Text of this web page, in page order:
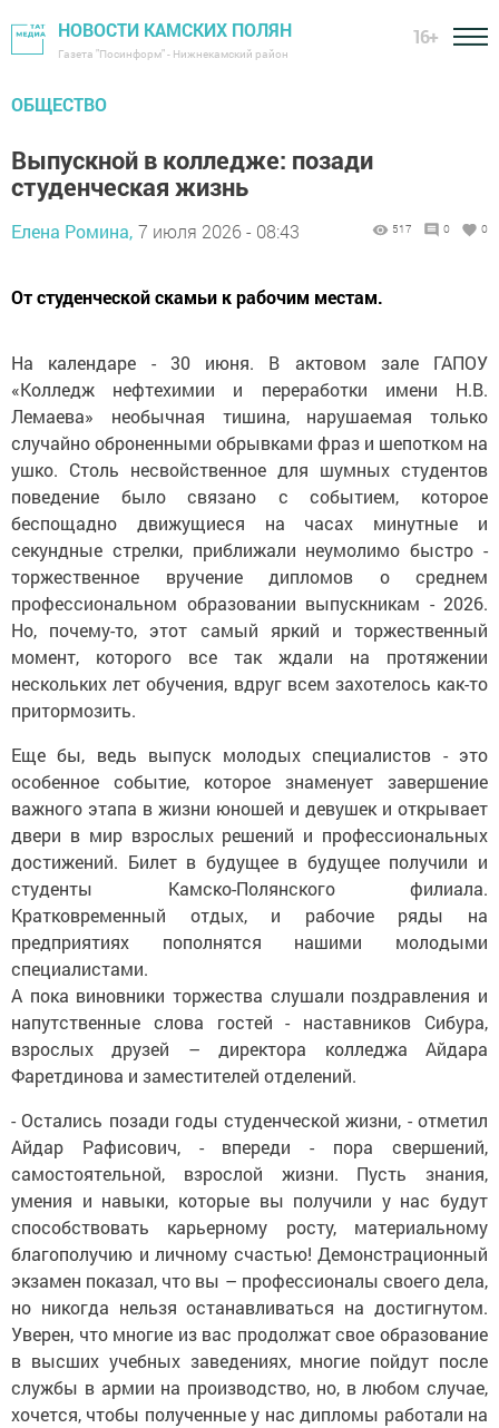
НОВОСТИ КАМСКИХ ПОЛЯН
Газета "Посинформ" - Нижнекамский район
16+
ОБЩЕСТВО
Выпускной в колледже: позади
студенческая жизнь
Елена Ромина, 7 июля 2026 - 08:43 517 0 0
От студенческой скамьи к рабочим местам.
На календаре - 30 июня. В актовом зале ГАПОУ
«Колледж нефтехимии и переработки имени Н.В.
Лемаева» необычная тишина, нарушаемая только
случайно оброненными обрывками фраз и шепотком на
ушко. Столь несвойственное для шумных студентов
поведение было связано с событием, которое
беспощадно движущиеся на часах минутные и
секундные стрелки, приближали неумолимо быстро -
торжественное вручение дипломов о среднем
профессиональном образовании выпускникам - 2026.
Но, почему-то, этот самый яркий и торжественный
момент, которого все так ждали на протяжении
нескольких лет обучения, вдруг всем захотелось как-то
притормозить.
Еще бы, ведь выпуск молодых специалистов - это
особенное событие, которое знаменует завершение
важного этапа в жизни юношей и девушек и открывает
двери в мир взрослых решений и профессиональных
достижений. Билет в будущее в будущее получили и
студенты Камско-Полянского филиала.
Кратковременный отдых, и рабочие ряды на
предприятиях пополнятся нашими молодыми
специалистами.
А пока виновники торжества слушали поздравления и
напутственные слова гостей - наставников Сибура,
взрослых друзей – директора колледжа Айдара
Фаретдинова и заместителей отделений.
- Остались позади годы студенческой жизни, - отметил
Айдар Рафисович, - впереди - пора свершений,
самостоятельной, взрослой жизни. Пусть знания,
умения и навыки, которые вы получили у нас будут
способствовать карьерному росту, материальному
благополучию и личному счастью! Демонстрационный
экзамен показал, что вы – профессионалы своего дела,
но никогда нельзя останавливаться на достигнутом.
Уверен, что многие из вас продолжат свое образование
в высших учебных заведениях, многие пойдут после
службы в армии на производство, но, в любом случае,
хочется, чтобы полученные у нас дипломы работали на